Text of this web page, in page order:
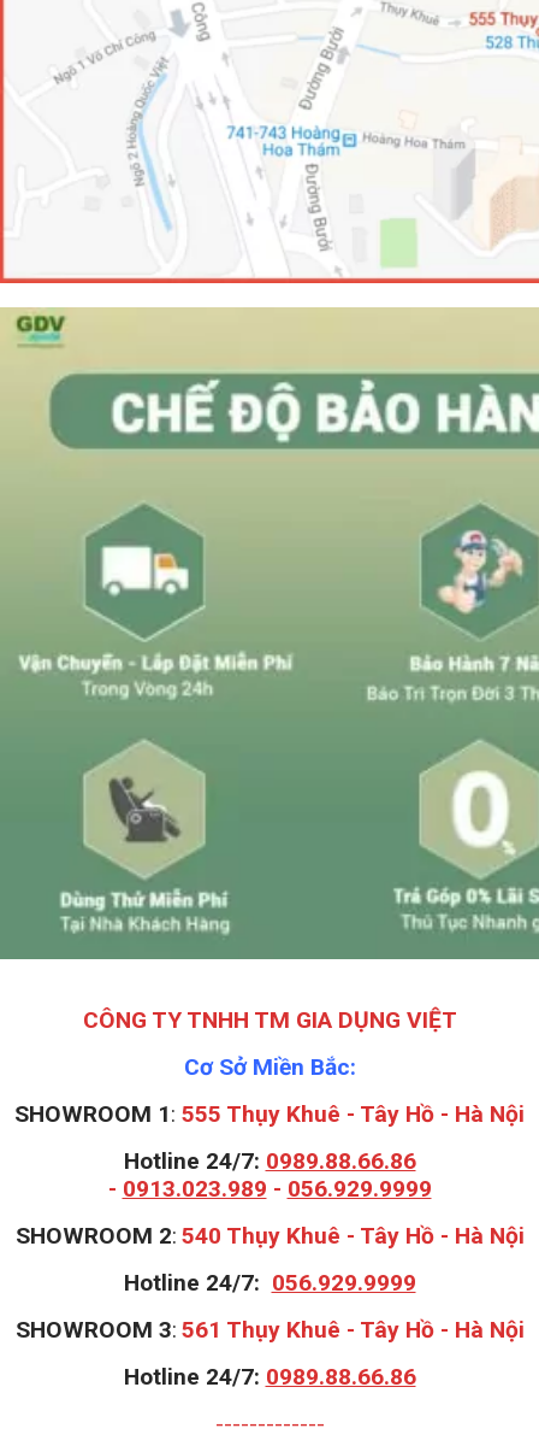
CÔNG TY TNHH TM GIA DỤNG VIỆT
Cơ Sở Miền Bắc:
SHOWROOM 1: 555 Thụy Khuê - Tây Hồ - Hà Nội
Hotline 24/7: 0989.88.66.86
- 0913.023.989 - 056.929.9999
SHOWROOM 2: 540 Thụy Khuê - Tây Hồ - Hà Nội
Hotline 24/7: 056.929.9999
SHOWROOM 3: 561 Thụy Khuê - Tây Hồ - Hà Nội
Hotline 24/7: 0989.88.66.86
-------------